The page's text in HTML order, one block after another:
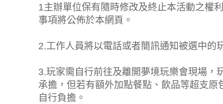
1主辦單位保有隨時修改及終止本活動之權
事項將公佈於本網頁。
2.工作人員將以電話或者簡訊通知被選中的
3.玩家需自行前往及離開夢境玩樂會現場，
承擔，但若有額外加點餐點、飲品等超支
自行負擔。